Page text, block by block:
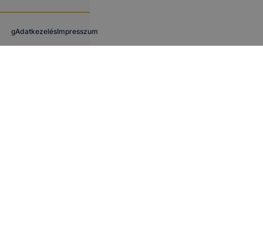
gAdatkezelésImpresszum